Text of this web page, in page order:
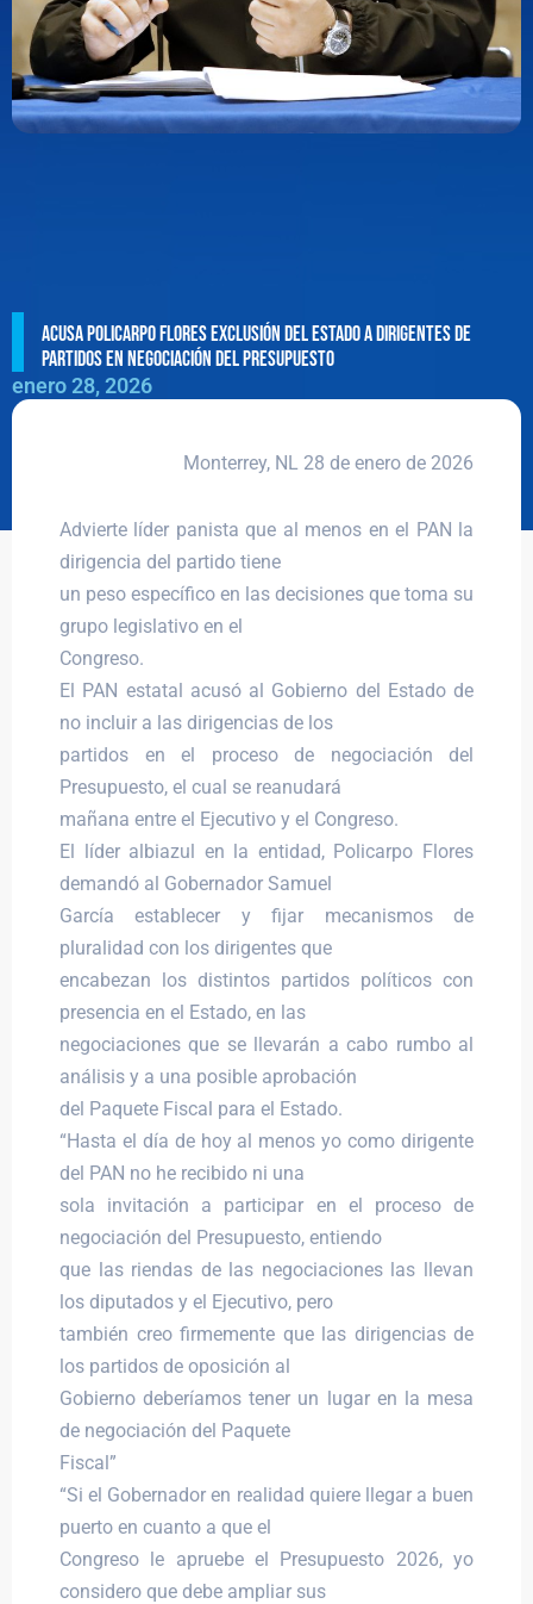
Acusa Policarpo Flores exclusión del Estado a dirigentes de
partidos en negociación del Presupuesto
enero 28, 2026
Monterrey, NL 28 de enero de 2026
Advierte líder panista que al menos en el PAN la
dirigencia del partido tiene
un peso específico en las decisiones que toma su
grupo legislativo en el
Congreso.
El PAN estatal acusó al Gobierno del Estado de
no incluir a las dirigencias de los
partidos en el proceso de negociación del
Presupuesto, el cual se reanudará
mañana entre el Ejecutivo y el Congreso.
El líder albiazul en la entidad, Policarpo Flores
demandó al Gobernador Samuel
García establecer y fijar mecanismos de
pluralidad con los dirigentes que
encabezan los distintos partidos políticos con
presencia en el Estado, en las
negociaciones que se llevarán a cabo rumbo al
análisis y a una posible aprobación
del Paquete Fiscal para el Estado.
“Hasta el día de hoy al menos yo como dirigente
del PAN no he recibido ni una
sola invitación a participar en el proceso de
negociación del Presupuesto, entiendo
que las riendas de las negociaciones las llevan
los diputados y el Ejecutivo, pero
también creo firmemente que las dirigencias de
los partidos de oposición al
Gobierno deberíamos tener un lugar en la mesa
de negociación del Paquete
Fiscal”
“Si el Gobernador en realidad quiere llegar a buen
puerto en cuanto a que el
Congreso le apruebe el Presupuesto 2026, yo
considero que debe ampliar sus